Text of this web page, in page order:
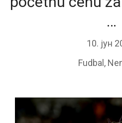
…
10. јун
Fudbal ,